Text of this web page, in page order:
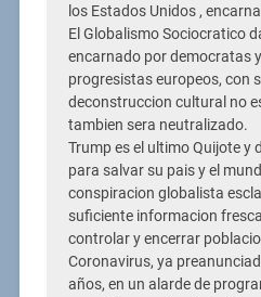
los Estados Unidos ,
El Globalismo Sociocratico
encarnado por democratas
progresistas europeos, con
deconstruccion cultural no
tambien sera neutralizado.
Trump es el ultimo Quijote y
para salvar su pais y el
conspiracion globalista
suficiente informacion
controlar y encerrar
Coronavirus, ya
años, en un alarde de